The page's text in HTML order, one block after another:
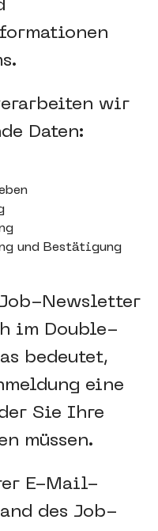
wir
Daten:
und Bestätigung
Job-Newsletter
im Double-
bedeutet,
eine
Sie Ihre
müssen.
E-Mail-
des Job-